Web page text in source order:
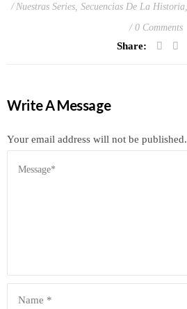
Nuestras Series Secuencias De La Historia
0 Comments
Share:
Write A Message
Your email address will not be published.